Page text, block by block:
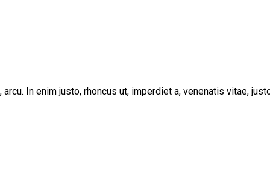
In enim justo, rhoncus ut, imperdiet a, venenatis vitae,